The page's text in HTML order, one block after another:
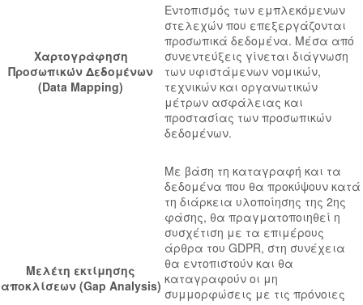
Χαρτογράφηση
Προσωπικών Δεδομένων
(Data Mapping)
Εντοπισμός των εμπλεκόμενων
στελεχών που επεξεργάζονται
προσωπικά δεδομένα. Μέσα από
συνεντεύξεις γίνεται διάγνωση
των υφιστάμενων νομικών,
τεχνικών και οργανωτικών
μέτρων ασφάλειας και
προστασίας των προσωπικών
δεδομένων.
Μελέτη εκτίμησης
αποκλίσεων (Gap Analysis)
Με βάση τη καταγραφή και τα
δεδομένα που θα προκύψουν κατά
τη διάρκεια υλοποίησης της 2ης
φάσης, θα πραγματοποιηθεί η
συσχέτιση με τα επιμέρους
άρθρα του GDPR, στη συνέχεια
θα εντοπιστούν και θα
καταγραφούν οι μη
συμμορφώσεις με τις πρόνοιες